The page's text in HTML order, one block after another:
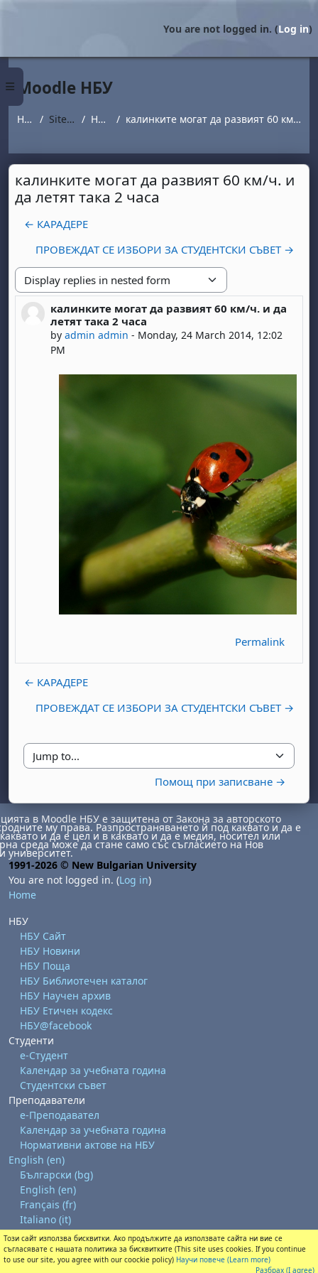
Side panel
You are not logged in. (Log in)
Moodle НБУ
Home Site pages Новини калинките могат да развият 60 км/ч. и да летят така 2 часа
калинките могат да развият 60 км/ч. и
да летят така 2 часа
← КАРАДЕРЕ
ПРОВЕЖДАТ СЕ ИЗБОРИ ЗА СТУДЕНТСКИ СЪВЕТ →
Display mode
калинките могат да развият 60 км/ч. и да
летят така 2 часа
byadmin admin - Monday, 24 March 2014, 12:02
PM
Number of replies: 0
Permalink
← КАРАДЕРЕ
ПРОВЕЖДАТ СЕ ИЗБОРИ ЗА СТУДЕНТСКИ СЪВЕТ →
Jump to...
Помощ при записване →
8 August
9 August
15 August
16 August
22 August
23 August
29 August
30 August
в Moodle НБУ е защитена от Закона за авторското
му права. Разпространяването й под каквато и да е
и да е цел и в каквато и да е медия, носител или
среда може да стане само със съгласието на Нов
университет.
1991-2026 © New Bulgarian University
You are not logged in. (Log in)
Home
НБУ
НБУ Сайт
НБУ Новини
НБУ Поща
НБУ Библиотечен каталог
НБУ Научен архив
НБУ Етичен кодекс
НБУ@facebook
Студенти
е-Студент
Календар за учебната година
Студентски съвет
Преподаватели
е-Преподавател
Календар за учебната година
Нормативни актове на НБУ
English ‎(en)‎
Български ‎(bg)‎
English ‎(en)‎
Français ‎(fr)‎
Italiano ‎(it)‎
Get the mobile app
Switch to the standard theme
Този сайт използва бисквитки. Ако продължите да използвате сайта ни вие се
съгласявате с нашата политика за бисквитките (This site uses cookies. If you continue
to use our site, you agree with our coockie policy) Научи повече (Learn more)
Разбрах (I agree)